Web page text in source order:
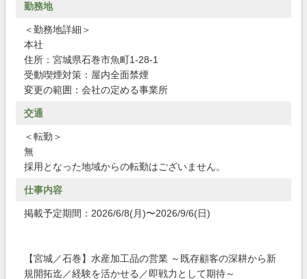
勤務地
＜勤務地詳細＞
本社
住所：宮城県石巻市魚町1-28-1
受動喫煙対策：屋内全面禁煙
変更の範囲：会社の定める事業所
交通
＜転勤＞
無
採用となった地域からの転勤はございません。
仕事内容
掲載予定期間：2026/6/8(月)〜2026/9/6(日)
【宮城／石巻】水産加工品の営業 ～既存顧客の深耕から新
規開拓迄／経験を活かせる／即戦力として期待～